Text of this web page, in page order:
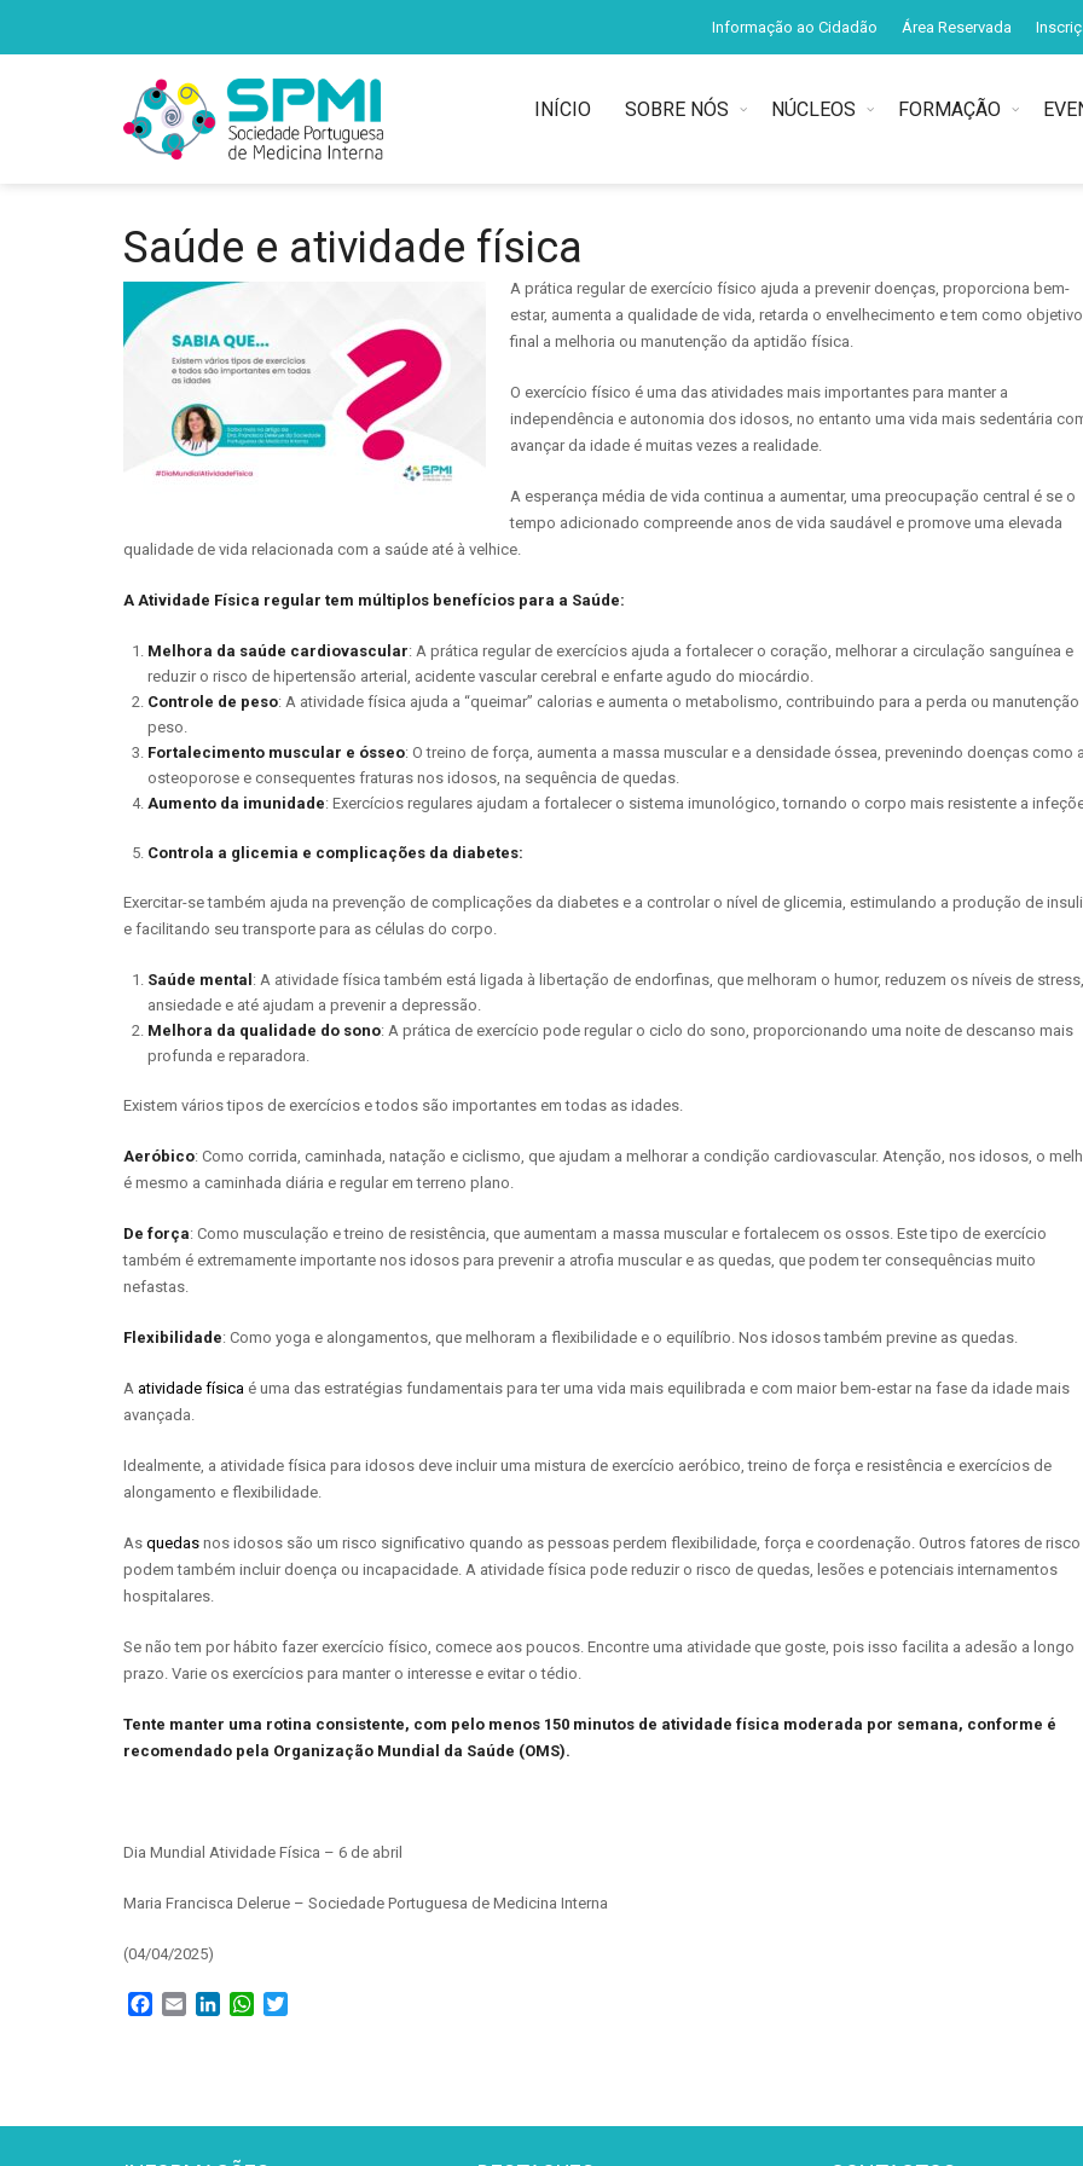
Informação ao Cidadão Área Reservada
INÍCIO SOBRE NÓS NÚCLEOS FORMAÇÃO
Saúde e atividade física
A prática regular de exercício físico ajuda a prevenir doenças, proporciona bem-
estar, aumenta a qualidade de vida, retarda o envelhecimento e tem como objetivo
final a melhoria ou manutenção da aptidão física.
O exercício físico é uma das atividades mais importantes para manter a
independência e autonomia dos idosos, no entanto uma vida mais sedentária
avançar da idade é muitas vezes a realidade.
A esperança média de vida continua a aumentar, uma preocupação central é se o
tempo adicionado compreende anos de vida saudável e promove uma elevada
qualidade de vida relacionada com a saúde até à velhice.
A Atividade Física regular tem múltiplos benefícios para a Saúde:
Melhora da saúde cardiovascular: A prática regular de exercícios ajuda a fortalecer o coração, melhorar a circulação sanguínea e
reduzir o risco de hipertensão arterial, acidente vascular cerebral e enfarte agudo do miocárdio.
Controle de peso: A atividade física ajuda a “queimar” calorias e aumenta o metabolismo, contribuindo para a perda ou manutenção
peso.
Fortalecimento muscular e ósseo: O treino de força, aumenta a massa muscular e a densidade óssea, prevenindo doenças como
osteoporose e consequentes fraturas nos idosos, na sequência de quedas.
Aumento da imunidade: Exercícios regulares ajudam a fortalecer o sistema imunológico, tornando o corpo mais resistente a
Controla a glicemia e complicações da diabetes:
Exercitar-se também ajuda na prevenção de complicações da diabetes e a controlar o nível de glicemia, estimulando a produção de
e facilitando seu transporte para as células do corpo.
Saúde mental : A atividade física também está ligada à libertação de endorfinas, que melhoram o humor, reduzem os níveis de stress,
ansiedade e até ajudam a prevenir a depressão.
Melhora da qualidade do sono: A prática de exercício pode regular o ciclo do sono, proporcionando uma noite de descanso mais
profunda e reparadora.
Existem vários tipos de exercícios e todos são importantes em todas as idades.
Aeróbico: Como corrida, caminhada, natação e ciclismo, que ajudam a melhorar a condição cardiovascular. Atenção, nos idosos, o
é mesmo a caminhada diária e regular em terreno plano.
De força: Como musculação e treino de resistência, que aumentam a massa muscular e fortalecem os ossos. Este tipo de exercício
também é extremamente importante nos idosos para prevenir a atrofia muscular e as quedas, que podem ter consequências muito
nefastas.
Flexibilidade: Como yoga e alongamentos, que melhoram a flexibilidade e o equilíbrio. Nos idosos também previne as quedas.
A atividade física é uma das estratégias fundamentais para ter uma vida mais equilibrada e com maior bem-estar na fase da idade mais
avançada.
Idealmente, a atividade física para idosos deve incluir uma mistura de exercício aeróbico, treino de força e resistência e exercícios de
alongamento e flexibilidade.
As quedas nos idosos são um risco significativo quando as pessoas perdem flexibilidade, força e coordenação. Outros fatores de risco
podem também incluir doença ou incapacidade. A atividade física pode reduzir o risco de quedas, lesões e potenciais internamentos
hospitalares.
Se não tem por hábito fazer exercício físico, comece aos poucos. Encontre uma atividade que goste, pois isso facilita a adesão a longo
prazo. Varie os exercícios para manter o interesse e evitar o tédio.
Tente manter uma rotina consistente, com pelo menos 150 minutos de atividade física moderada por semana, conforme é
recomendado pela Organização Mundial da Saúde (OMS).
Dia Mundial Atividade Física – 6 de abril
Maria Francisca Delerue – Sociedade Portuguesa de Medicina Interna
(04/04/2025)
Facebook
Email LinkedInWhatsApp